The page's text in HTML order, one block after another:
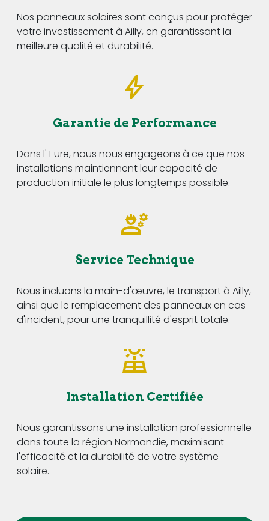
Nos panneaux solaires sont conçus pour protéger
votre investissement à Ailly, en garantissant la
meilleure qualité et durabilité.
Garantie de Performance
Dans l' Eure, nous nous engageons à ce que nos
installations maintiennent leur capacité de
production initiale le plus longtemps possible.
Service Technique
Nous incluons la main-d'œuvre, le transport à Ailly,
ainsi que le remplacement des panneaux en cas
d'incident, pour une tranquillité d'esprit totale.
Installation Certifiée
Nous garantissons une installation professionnelle
dans toute la région Normandie, maximisant
l'efficacité et la durabilité de votre système
solaire.